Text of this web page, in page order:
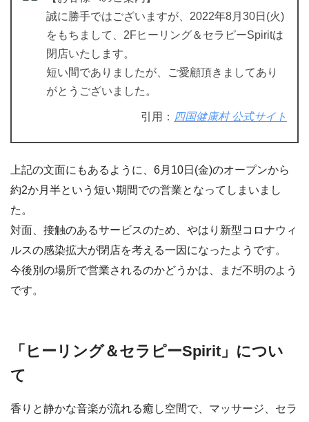
誠に勝手ではございますが、2022年8月30日(火)
をもちまして、2Fヒーリング＆セラピーSpiritは
閉店いたします。
短い間でありましたが、ご愛顧頂きましてあり
がとうございました。
引用： 四国健康村 公式サイト
上記の文面にもあるように、6月10日(金)のオープンから
約2か月半という短い期間での営業となってしまいまし
た。
対面、接触のあるサービスのため、やはり新型コロナウィ
ルスの感染拡大が閉店を考える一因になったようです。
今後別の場所で営業されるのかどうかは、まだ不明のよう
です。
「ヒーリング＆セラピーSpirit」につい
て
香りと静かな音楽が流れる癒し空間で、マッサージ、セラ